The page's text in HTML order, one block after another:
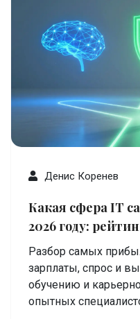
Денис Коренев
Какая сфера IT
2026 году:
Разбор самых
зарплаты, спрос и
обучению и
опытных